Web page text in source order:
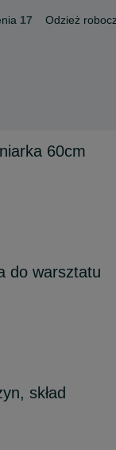
17 Odzież
60cm
do warsztatu
skład